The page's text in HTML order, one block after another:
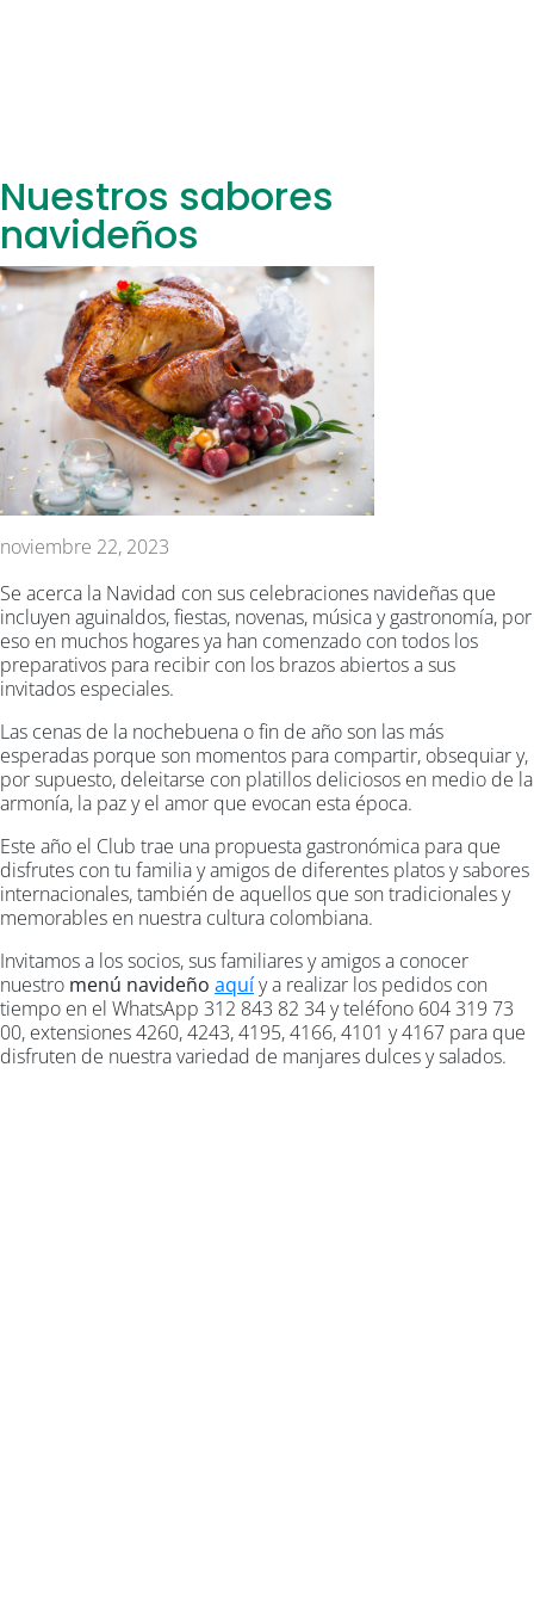
Nuestros sabores
navideños
noviembre 22, 2023
Se acerca la Navidad con sus celebraciones navideñas que
incluyen aguinaldos, fiestas, novenas, música y gastronomía, por
eso en muchos hogares ya han comenzado con todos los
preparativos para recibir con los brazos abiertos a sus
invitados especiales.
Las cenas de la nochebuena o fin de año son las más
esperadas porque son momentos para compartir, obsequiar y,
por supuesto, deleitarse con platillos deliciosos en medio de la
armonía, la paz y el amor que evocan esta época.
Este año el Club trae una propuesta gastronómica para que
disfrutes con tu familia y amigos de diferentes platos y sabores
internacionales, también de aquellos que son tradicionales y
memorables en nuestra cultura colombiana.
Invitamos a los socios, sus familiares y amigos a conocer
nuestro menú navideño aquíy a realizar los pedidos con
tiempo en el WhatsApp 312 843 82 34 y teléfono 604 319 73
00, extensiones 4260, 4243, 4195, 4166, 4101 y 4167 para que
disfruten de nuestra variedad de manjares dulces y salados.